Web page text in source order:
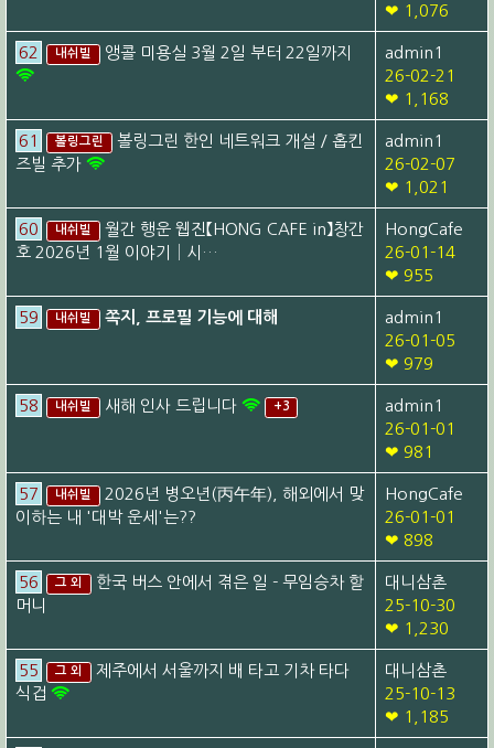
❤ 1,076
62 내쉬빌 앵콜 미용실 3월 2일 부터 22일까지
admin1
26-02-21
❤ 1,168
61 볼링그린
볼링그린 한인 네트워크 개설 / 홉킨
즈빌 추가
admin1
26-02-07
❤ 1,021
60 내쉬빌
월간 행운 웹진【HONG CAFE in】창간
호 2026년 1월 이야기│시…
HongCafe
26-01-14
❤ 955
59 내쉬빌 쪽지, 프로필 기능에 대해
admin1
26-01-05
❤ 979
58 내쉬빌 새해 인사 드립니다 +3
admin1
26-01-01
❤ 981
57 내쉬빌
2026년 병오년(丙午年), 해외에서 맞
이하는 내 '대박 운세'는??
HongCafe
26-01-01
❤ 898
56 그 외
한국 버스 안에서 겪은 일 - 무임승차 할
머니
대니삼촌
25-10-30
❤ 1,230
55 그 외
제주에서 서울까지 배 타고 기차 타다
식겁
대니삼촌
25-10-13
❤ 1,185